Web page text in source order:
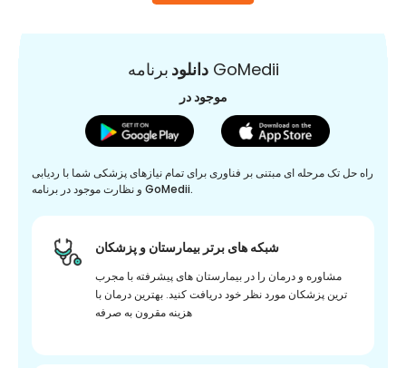
دانلودبرنامه GoMedii
موجود در
راه حل تک مرحله ای مبتنی بر فناوری برای تمام نیازهای پزشکی شما با ردیابی
و نظارت موجود در برنامه GoMedii.
شبکه های برتر بیمارستان و پزشکان
مشاوره و درمان را در بیمارستان های پیشرفته با مجرب
ترین پزشکان مورد نظر خود دریافت کنید. بهترین درمان با
هزینه مقرون به صرفه